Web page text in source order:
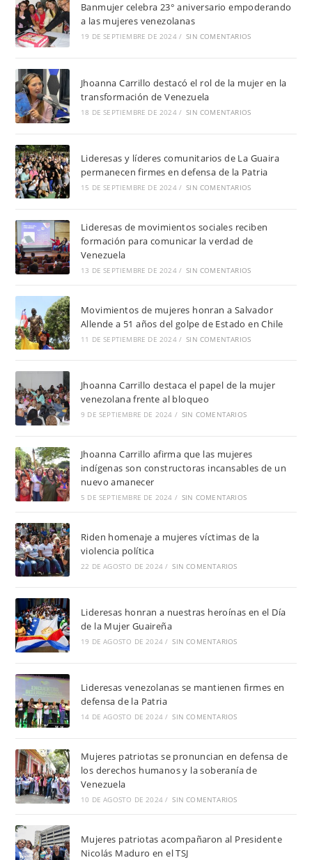
Banmujer celebra 23° aniversario empoderando
a las mujeres venezolanas
19 DE SEPTIEMBRE DE 2024 / SIN COMENTARIOS
Jhoanna Carrillo destacó el rol de la mujer en la
transformación de Venezuela
18 DE SEPTIEMBRE DE 2024 / SIN COMENTARIOS
Lideresas y líderes comunitarios de La Guaira
permanecen firmes en defensa de la Patria
15 DE SEPTIEMBRE DE 2024 / SIN COMENTARIOS
Lideresas de movimientos sociales reciben
formación para comunicar la verdad de
Venezuela
13 DE SEPTIEMBRE DE 2024 / SIN COMENTARIOS
Movimientos de mujeres honran a Salvador
Allende a 51 años del golpe de Estado en Chile
11 DE SEPTIEMBRE DE 2024 / SIN COMENTARIOS
Jhoanna Carrillo destaca el papel de la mujer
venezolana frente al bloqueo
9 DE SEPTIEMBRE DE 2024 / SIN COMENTARIOS
Jhoanna Carrillo afirma que las mujeres
indígenas son constructoras incansables de un
nuevo amanecer
5 DE SEPTIEMBRE DE 2024 / SIN COMENTARIOS
Riden homenaje a mujeres víctimas de la
violencia política
22 DE AGOSTO DE 2024 / SIN COMENTARIOS
Lideresas honran a nuestras heroínas en el Día
de la Mujer Guaireña
19 DE AGOSTO DE 2024 / SIN COMENTARIOS
Lideresas venezolanas se mantienen firmes en
defensa de la Patria
14 DE AGOSTO DE 2024 / SIN COMENTARIOS
Mujeres patriotas se pronuncian en defensa de
los derechos humanos y la soberanía de
Venezuela
10 DE AGOSTO DE 2024 / SIN COMENTARIOS
Mujeres patriotas acompañaron al Presidente
Nicolás Maduro en el TSJ